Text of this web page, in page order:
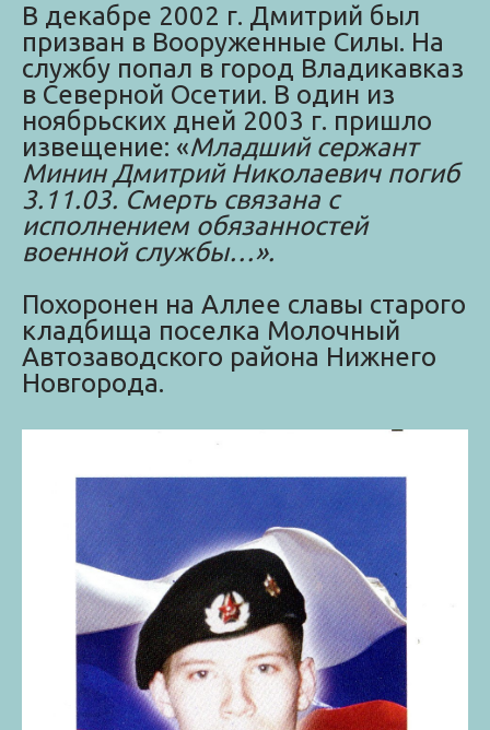
В декабре 2002 г. Дмитрий был
призван в Вооруженные Силы. На
службу попал в город Владикавказ
в Северной Осетии. В один из
ноябрьских дней 2003 г. пришло
извещение: «Младший сержант
Минин Дмитрий Николаевич погиб
3.11.03. Смерть связана с
исполнением обязанностей
военной службы…».
Похоронен на Аллее славы старого
кладбища поселка Молочный
Автозаводского района Нижнего
Новгорода.